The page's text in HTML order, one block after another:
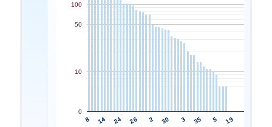
8 14 24 26 2 30 3 35 5 19
0
10
50
100